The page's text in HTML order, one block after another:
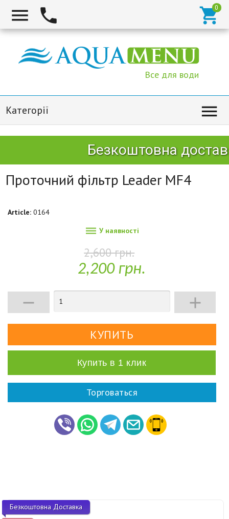
  
Все для води
Категорії 
Безкоштовна
Проточний фільтр Leader MF4
Article: 0164
 У наявності
2,600 грн.
2,200 грн.
 
Купить в 1 клик
Торговаться
Безкоштовна Доставка